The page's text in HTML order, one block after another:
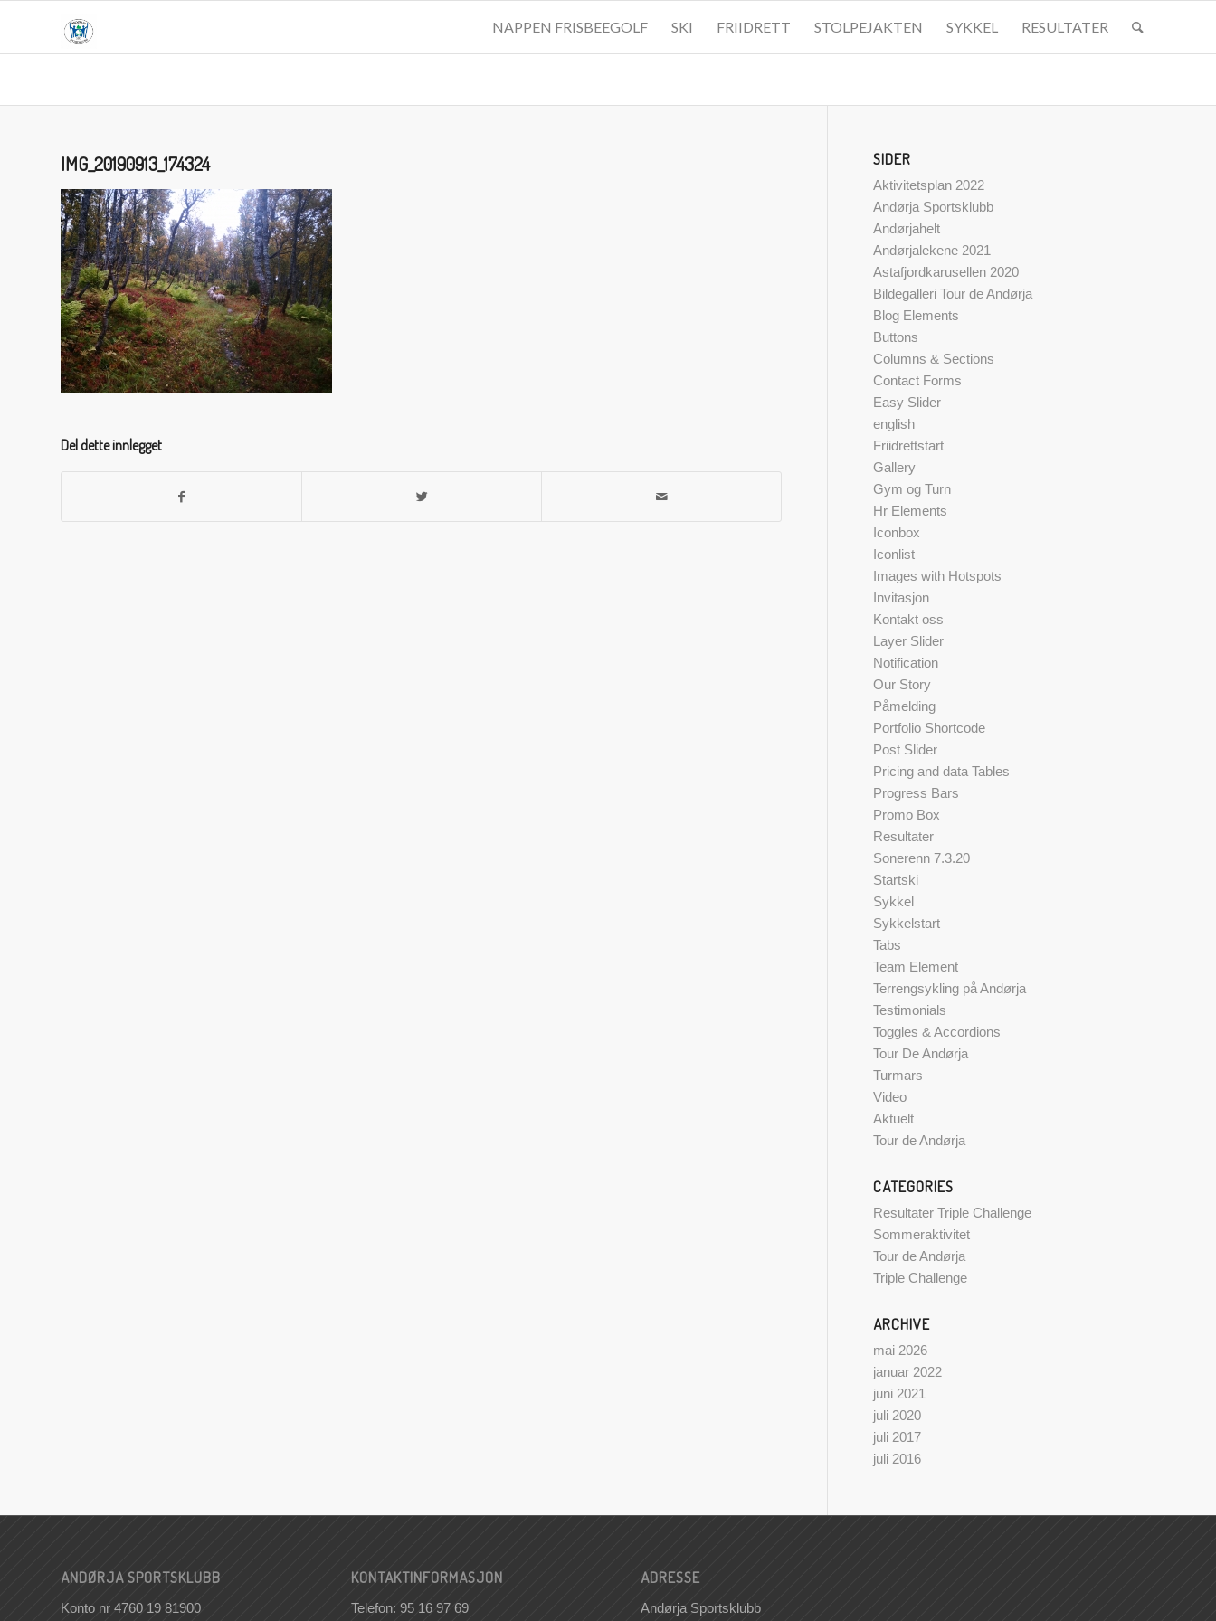
NAPPEN FRISBEEGOLF SKI FRIIDRETT STOLPEJAKTEN SYKKEL RESULTATER
IMG_20190913_174324
Del dette innlegget
SIDER
Aktivitetsplan 2022
Andørja Sportsklubb
Andørjahelt
Andørjalekene 2021
Astafjordkarusellen 2020
Bildegalleri Tour de Andørja
Blog Elements
Buttons
Columns & Sections
Contact Forms
Easy Slider
english
Friidrettstart
Gallery
Gym og Turn
Hr Elements
Iconbox
Iconlist
Images with Hotspots
Invitasjon
Kontakt oss
Layer Slider
Notification
Our Story
Påmelding
Portfolio Shortcode
Post Slider
Pricing and data Tables
Progress Bars
Promo Box
Resultater
Sonerenn 7.3.20
Startski
Sykkel
Sykkelstart
Tabs
Team Element
Terrengsykling på Andørja
Testimonials
Toggles & Accordions
Tour De Andørja
Turmars
Video
Aktuelt
Tour de Andørja
CATEGORIES
Resultater Triple Challenge
Sommeraktivitet
Tour de Andørja
Triple Challenge
ARCHIVE
mai 2026
januar 2022
juni 2021
juli 2020
juli 2017
juli 2016
ANDØRJA SPORTSKLUBB
Konto nr 4760 19 81900
KONTAKTINFORMASJON
Telefon: 95 16 97 69
ADRESSE
Andørja Sportsklubb